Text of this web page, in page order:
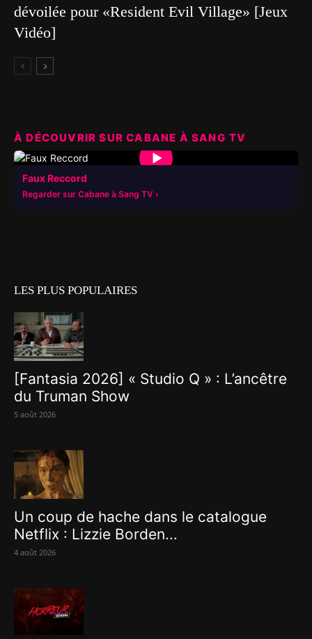
dévoilée pour «Resident Evil Village» [Jeux
Vidéo]
À DÉCOUVRIR SUR CABANE À SANG TV
▶
Faux Reccord
Regarder sur Cabane à Sang TV
LES PLUS POPULAIRES
[Fantasia 2026] « Studio Q » : L’ancêtre
du Truman Show
5 août 2026
Un coup de hache dans le catalogue
Netflix : Lizzie Borden...
4 août 2026